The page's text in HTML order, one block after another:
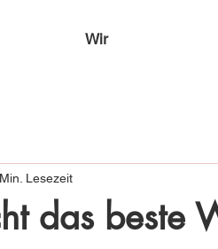
Wir
das beste
Lesezeit